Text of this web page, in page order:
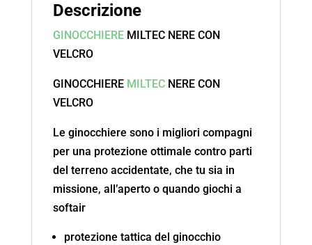
Descrizione
GINOCCHIEREMILTEC NERE CON
VELCRO
GINOCCHIERE MILTECNERE CON
VELCRO
Le ginocchiere sono i migliori compagni
per una protezione ottimale contro parti
del terreno accidentate, che tu sia in
missione, all’aperto o quando giochi a
softair
protezione tattica del ginocchio